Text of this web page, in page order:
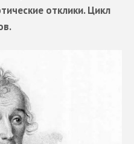
отклики. Цикл